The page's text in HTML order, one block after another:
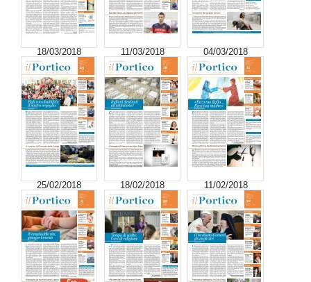
18/03/2018 11/03/2018 04/03/2018
25/02/2018 18/02/2018 11/02/2018